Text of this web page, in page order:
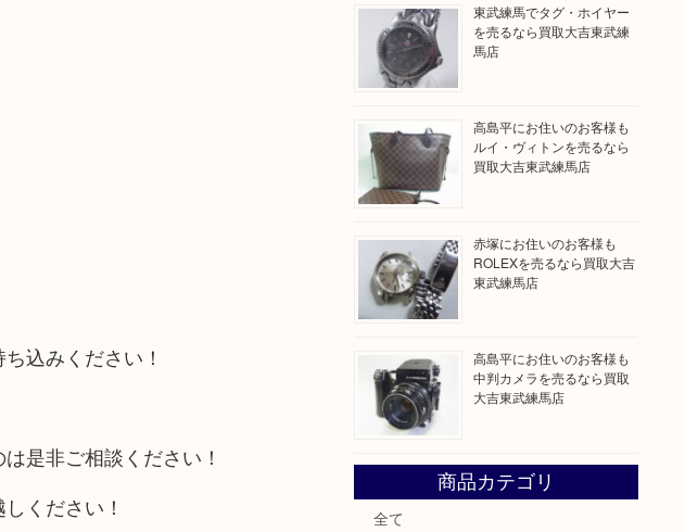
込みください！
是非ご相談ください！
ください！
東武練馬でタグ・ホイヤー
を売るなら買取大吉東武練
馬店
高島平にお住いのお客様も
ルイ・ヴィトンを売るなら
買取大吉東武練馬店
赤塚にお住いのお客様も
ROLEXを売るなら買取大吉
東武練馬店
高島平にお住いのお客様も
中判カメラを売るなら買取
大吉東武練馬店
商品カテゴリ
全て